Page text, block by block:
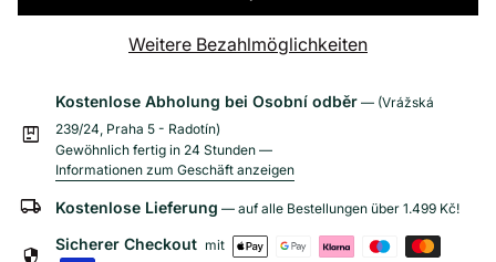
Weitere Bezahlmöglichkeiten
package
Kostenlose Abholung bei Osobní odběr — (Vrážská
239/24, Praha 5 - Radotín)
Gewöhnlich fertig in 24 Stunden —
Informationen zum Geschäft anzeigen
local_shipping Kostenlose Lieferung — auf alle Bestellungen über 1.499 Kč!
security Sicherer Checkout mit